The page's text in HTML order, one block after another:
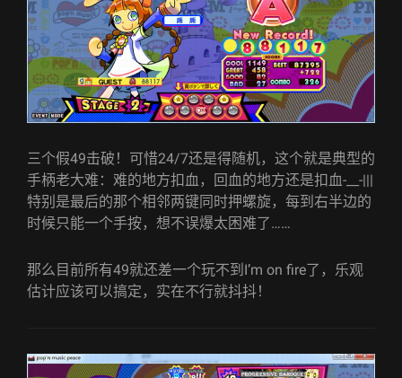
三个假49击破！可惜24/7还是得随机，这个就是典型的
手柄老大难：难的地方扣血，回血的地方还是扣血-__-|||
特别是最后的那个相邻两键同时押螺旋，每到右半边的
时候只能一个手按，想不误爆太困难了……
那么目前所有49就还差一个玩不到I’m on fire了，乐观
估计应该可以搞定，实在不行就抖抖！